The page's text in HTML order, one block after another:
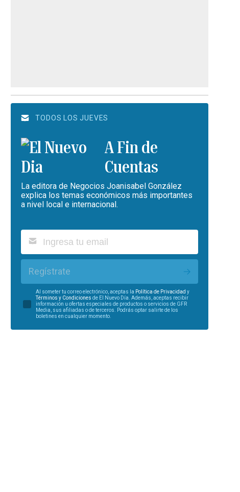
TODOS LOS JUEVES
A Fin de
Cuentas
La editora de Negocios Joanisabel González
explica los temas económicos más importantes
a nivel local e internacional.
Regístrate
Al someter tu correo electrónico, aceptas la Política de Privacidad y
Términos y Condiciones de El Nuevo Día. Además, aceptas recibir
información u ofertas especiales de productos o servicios de GFR
Media, sus afiliadas o de terceros. Podrás optar salirte de los
boletines en cualquier momento.